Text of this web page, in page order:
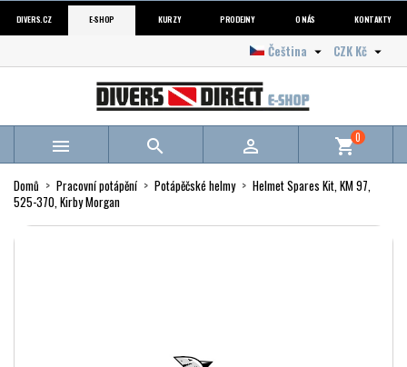
DIVERS.CZ E-SHOP KURZY PRODEJNY O NÁS KONTAKTY
CZK Kč 
Čeština 
   shopping_cart0
Domů Pracovní potápění Potápěčské helmy
Helmet Spares Kit, KM 97,
525-370, Kirby Morgan